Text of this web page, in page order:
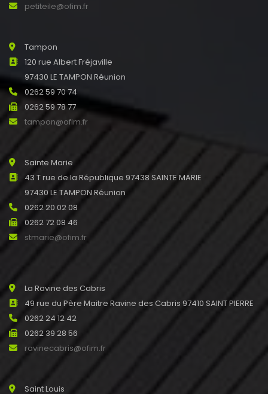
petiteile@ofim.fr
Tampon
120 rue Albert Fréjaville
97430 LE TAMPON Réunion
0262 59 70 74
0262 59 78 77
tampon@ofim.fr
Sainte Marie
43 T rue de la République 97438 SAINTE MARIE
97430 LE TAMPON Réunion
0262 20 02 08
0262 72 08 46
stmarie@ofim.fr
La Ravine des Cabris
49 rue du Père Maitre Ravine des Cabris 97410 SAINT PIERRE
0262 24 12 42
0262 39 28 56
ravinecabris@ofim.fr
Saint Louis